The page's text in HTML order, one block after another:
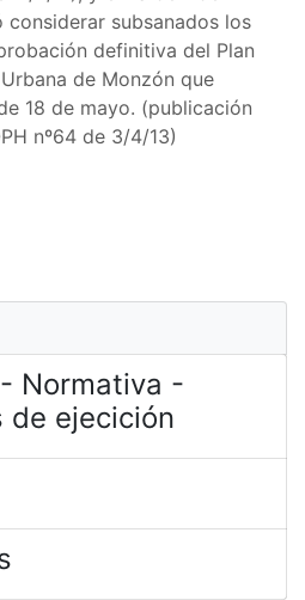
subsanados los
definitiva del Plan
de Monzón que
18 de mayo. (publicación
nº64 de 3/4/13)
Normativa -
de ejecición